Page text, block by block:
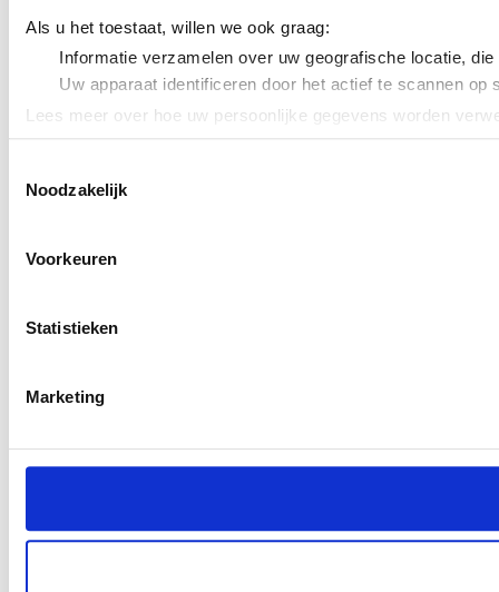
Als u het toestaat, willen we ook graag:
Informatie verzamelen over uw geografische locatie,
Uw apparaat identificeren door het actief te scannen op
Lees meer over hoe uw persoonlijke gegevens worden
We gebruiken cookies om content en advertenties te
verstrekt of die ze hebben verzameld op basis van uw
Noodzakelijk
Voorkeuren
Statistieken
Marketing